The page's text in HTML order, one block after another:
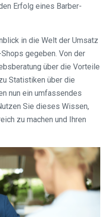
Erfolg eines Barber-
in die Welt der Umsatz
gegeben. Von der
über die Vorteile
Statistiken über die
nun ein umfassendes
Sie dieses Wissen,
zu machen und Ihren